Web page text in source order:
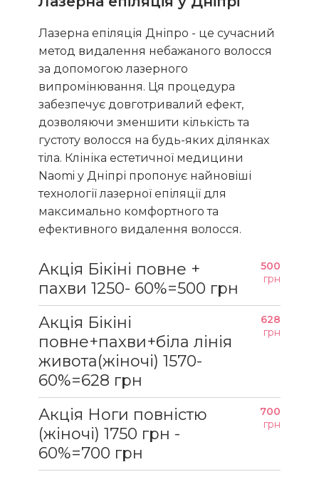
Лазерна епіляція Дніпро - це сучасний
метод видалення небажаного волосся
за допомогою лазерного
випромінювання. Ця процедура
забезпечує довготривалий ефект,
дозволяючи зменшити кількість та
густоту волосся на будь-яких ділянках
тіла. Клініка естетичної медицини
Naomi у Дніпрі пропонує найновіші
технології лазерної епіляції для
максимально комфортного та
ефективного видалення волосся.
Акція Бікіні повне +
пахви 1250- 60%=500 грн
500
грн
Акція Бікіні
повне+пахви+біла лінія
живота(жіночі) 1570-
60%=628 грн
628
грн
Акція Ноги повністю
(жіночі) 1750 грн -
60%=700 грн
700
грн